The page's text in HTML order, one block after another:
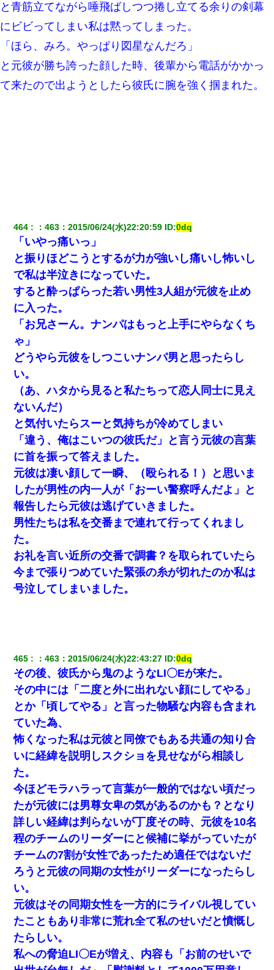
嫁の妹（26歳）がずっとウチに泊まりに来た結果→俺がヤバイｗ
ｗｗｗｗｗｗｗ
テレワーク上司「会議中はカメラ付けろ！」女社員「え、事前連
絡無しは無理」上司「いいから付けろ！」→
旦那が長男のDNA鑑定をしたら血縁関係0%だった。旦那「やっぱ
りウワキしてたんだな…」長男「俺は誰の子供なの？」長女・次
わけないでしょｗｗｗｗ」→ 理由を話したら泣き出して・・私
（あまりにも希望通り）
妹が嘘つきな元カレと寄りを戻してしまったという話をしていた
ら、旦那の顔が曇って雰囲気が一転。そそくさと話を切り上げて
いつもより早く寝付いてしまった…｜生活｜ワロタあんてな
嘘をついてフリン旅行へ出かけた嫁→翌日、嫁「ただいま～」旦
那「娘がシんだよ。何度も連絡したのに…」嫁「えっ」→なん
と・・・
放置子が病院送りになったらしい → 俺（二度と帰ってくるなよ…
嫁を半身不随にしやがった恨みは、正直こんなもんじゃ晴れな
い）
彼女(美人女医)にネックレスをプレゼント。「こんな安物を渡すく
らいなら、渡さないほうがマシだからね」→ ６０万したと話した
ら・・・
妻「ずっと好きだった人と一緒になりたいから、わかれてくださ
い」→離婚後、娘と実家で生活してると…
さっき嫁から、「愛しています」ってメールが届いた。俺も「愛
してます」って送ったら
私が遺産を相続。→それを知った義両親が「旅行代金を出せ！」
「リフォーム費用を負担しろ！」「金の管理は私達がする！」と
浅ましくも集りにきた。
【報告者がキチ】嫁「妊娠した」俺『それじゃあ皆に祝ってもら
夫に癌の余命宣告。その闘病中に長女から信じられない言葉を受
けた
【GJ!】会社から帰宅中、広い駐車場にエンジンかけっ放しの車を
発見。しかも「ヒィ～」みたいな声も聞こえてきたので気になっ
て近寄ったら女の子がおっさんの下敷きになってた
夫に癌の余命宣告。その闘病中に長女から信じられない言葉を受
けた
【まぬけ】夫「離婚だ！」私「わかった。で？」夫「慰謝料
だ！」私「いいけど弁護士通して。私も請求する」夫「」
新卒の女性社員に1年半ストーカーされていた。俺「マジで怖い」
上司「話をしてみる」→女性社員「実は10数年前に…」
旦那の元嫁「離婚したとはいえ、私が本来の妻。許可なく結婚す
るなんてどういう神経してるの？離婚届を記入して持って来い」
→笑いが止まらなくなり・・・
居酒屋にて。兄の紹介者「お酒飲みなって」私「未成年なので無
理です！」酷すぎるワードの連発で、耐えきれず店員に5千円を渡
し「お勘定です。逃がして下さい」その後、録音内容を父に聞か
と青筋立てながら唾飛ばしつつ捲し立てる余りの剣幕
にビビってしまい私は黙ってしまった。
「ほら、みろ。やっぱり図星なんだろ」
と元彼が勝ち誇った顔した時、後輩から電話がかかっ
て来たので出ようとしたら彼氏に腕を強く掴まれた。
464 ：463 ：2015/06/24(水)22:20:59 ID:0dq
「いやっ痛いっ」
と振りほどこうとするが力が強いし痛いし怖いし
で私は半泣きになっていた。
すると酔っぱらった若い男性3人組が元彼を止め
に入った。
「お兄さーん。ナンパはもっと上手にやらなくち
ゃ」
どうやら元彼をしつこいナンパ男と思ったらし
い。
（あ、ハタから見ると私たちって恋人同士に見え
ないんだ）
と気付いたらスーと気持ちが冷めてしまい
「違う、俺はこいつの彼氏だ」と言う元彼の言葉
に首を振って答えました。
元彼は凄い顔して一瞬、（殴られる！）と思いま
したが男性の内一人が「おーい警察呼んだよ」と
報告したら元彼は逃げていきました。
男性たちは私を交番まで連れて行ってくれまし
た。
お礼を言い近所の交番で調書？を取られていたら
今まで張りつめていた緊張の糸が切れたのか私は
号泣してしまいました。
465 ：463 ：2015/06/24(水)22:43:27 ID:0dq
その後、彼氏から鬼のようなLI〇Eが来た。
その中には「二度と外に出れない顔にしてやる」
とか「頃してやる」と言った物騒な内容も含まれ
ていた為、
怖くなった私は元彼と同僚でもある共通の知り合
いに経緯を説明しスクショを見せながら相談し
た。
今ほどモラハラって言葉が一般的ではない頃だっ
たが元彼には男尊女卑の気があるのかも？となり
詳しい経緯は判らないが丁度その時、元彼を10名
程のチームのリーダーにと候補に挙がっていたが
チームの7割が女性であったため適任ではないだ
ろうと元彼の同期の女性がリーダーになったらし
い。
元彼はその同期女性を一方的にライバル視してい
たこともあり非常に荒れ全て私のせいだと憤慨し
たらしい。
私への脅迫LI〇Eが増え、内容も「お前のせいで